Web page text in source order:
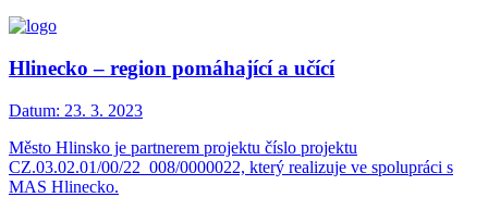
Hlinecko – region pomáhající a učící
Datum: 23. 3. 2023
Město Hlinsko je partnerem projektu číslo projektu
CZ.03.02.01/00/22_008/0000022, který realizuje ve spolupráci s
MAS Hlinecko.